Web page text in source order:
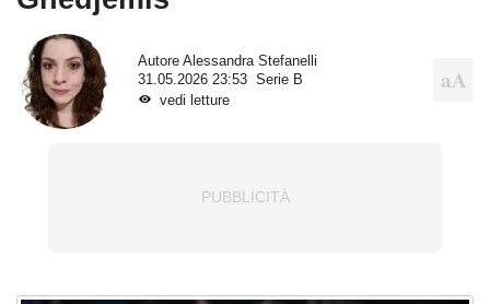
Autore Alessandra Stefanelli
31.05.2026 23:53
Serie B
vedi letture